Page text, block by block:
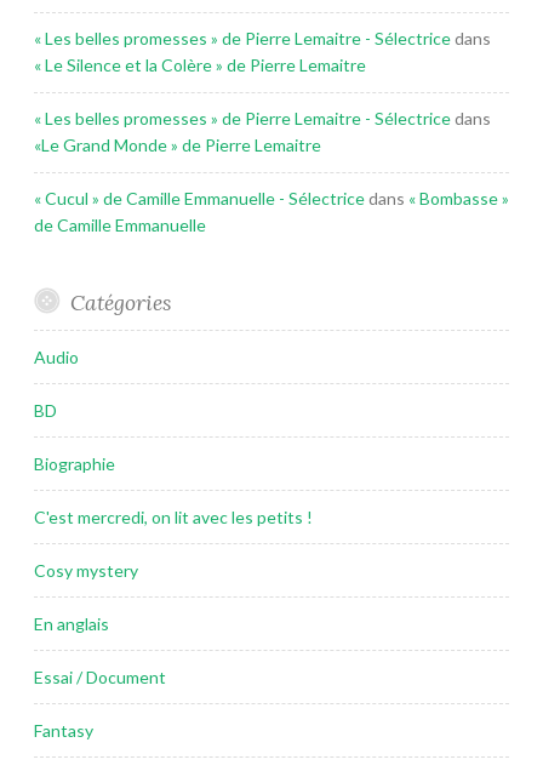
« Les belles promesses » de Pierre Lemaitre - Sélectricedans
« Le Silence et la Colère » de Pierre Lemaitre
« Les belles promesses » de Pierre Lemaitre - Sélectricedans
«Le Grand Monde » de Pierre Lemaitre
« Cucul » de Camille Emmanuelle - Sélectricedans « Bombasse »
de Camille Emmanuelle
Catégories
Audio
BD
Biographie
C'est mercredi, on lit avec les petits !
Cosy mystery
En anglais
Essai / Document
Fantasy